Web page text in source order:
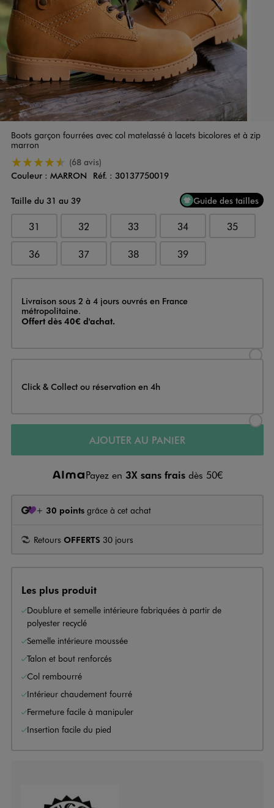
Boots garçon fourrées avec col matelassé à lacets bicolores et à zip
marron
4.5/5 de moyenne
(68 avis)
Couleur
Couleur : MARRON Réf. : 30137750019
Taille du 31 au 39
Guide des tailles
31 32 33 34 35
36 37 38 39
Livraison
Livraison sous 2 à 4 jours ouvrés en France
métropolitaine.
Offert dès 40€ d'achat.
Click & Collect ou réservation en 4h
AJOUTER AU PANIER
Payez en 3X sans frais dès 50€
+ 30 points grâce à cet achat
Retours OFFERTS 30 jours
Les plus produit
Doublure et semelle intérieure fabriquées à partir de
polyester recyclé
Semelle intérieure moussée
Talon et bout renforcés
Col rembourré
Intérieur chaudement fourré
Fermeture facile à manipuler
Insertion facile du pied